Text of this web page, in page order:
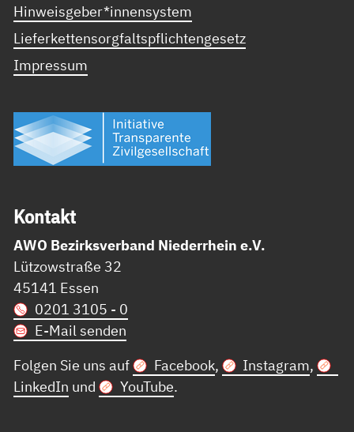
Hinweisgeber*innensystem
Lieferkettensorgfaltspflichtengesetz
Impressum
Kon­takt
AWO Bezirksverband Niederrhein e.V.
Lützowstraße 32
45141 Essen
0201 3105 - 0
E-Mail senden
Folgen Sie uns auf
Facebook, Instagram,
LinkedIn und YouTube.